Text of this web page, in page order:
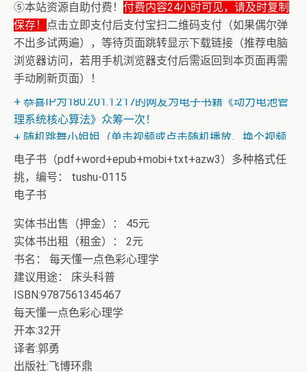
⑤本站资源自助付费！ 付费内容24小时可见，请及时复制
保存！
点击立即支付后支付宝扫二维码支付（如果偶尔弹
不出多试两遍），等待页面跳转显示下载链接（推荐电脑
浏览器访问，若用手机浏览器支付后需返回到本页面再需
手动刷新页面）！
+ AV女神三上悠亚AI换脸小视频
+ AV女神文化课！近400位AV女优明星故事简介
+ 恭喜IP为180.201.1.217的网友为电子书籍《动力电池管
理系统核心算法》众筹一次！
+ 随机跳舞小姐姐（单击视频或点击随机播放、换个视频
开始欣赏）
电子书（pdf+word+epub+mobi+txt+azw3）多种格式任
挑，编号： tushu-0115
电子书
实体书出售（押金）： 45元
实体书出租（租金）： 2元
书名： 每天懂一点色彩心理学
建议用途： 床头科普
ISBN:9787561345467
每天懂一点色彩心理学
开本:32开
译者:郭勇
出版社:飞博环鼎